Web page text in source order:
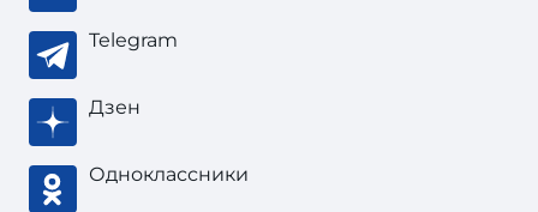
Telegram
Дзен
Одноклассники